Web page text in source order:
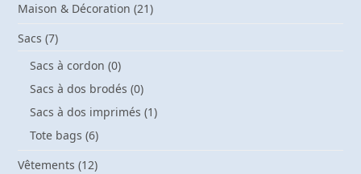
Maison & Décoration (21)
Sacs (7)
Sacs à cordon (0)
Sacs à dos brodés (0)
Sacs à dos imprimés (1)
Tote bags (6)
Vêtements (12)